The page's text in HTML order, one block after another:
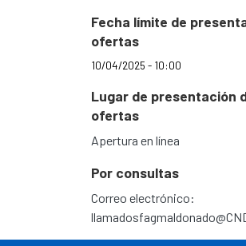
Fecha límite de
ofertas
10/04/2025 - 10:00
Lugar de presentación
ofertas
Apertura en línea
Por consultas
Correo electrónico: